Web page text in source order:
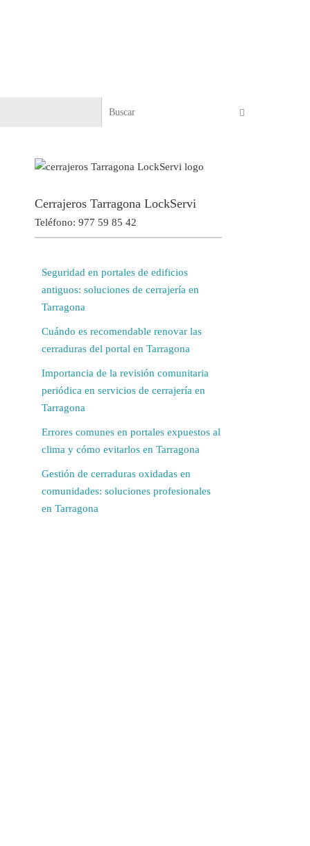
Buscar
Cerrajeros Tarragona LockServi
Teléfono: 977 59 85 42
Seguridad en portales de edificios
antiguos: soluciones de cerrajería en
Tarragona
Cuándo es recomendable renovar las
cerraduras del portal en Tarragona
Importancia de la revisión comunitaria
periódica en servicios de cerrajería en
Tarragona
Errores comunes en portales expuestos al
clima y cómo evitarlos en Tarragona
Gestión de cerraduras oxidadas en
comunidades: soluciones profesionales
en Tarragona